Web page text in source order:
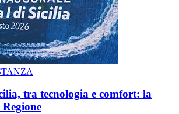
tra tecnologia e comfort: la